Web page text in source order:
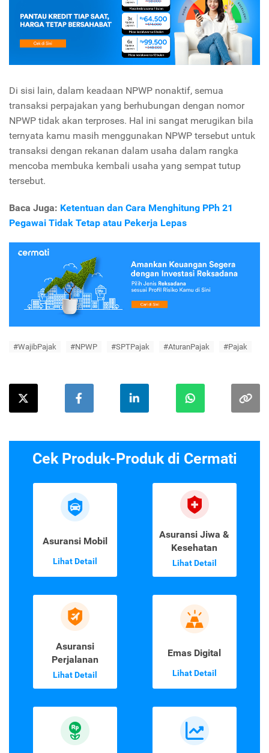
Di sisi lain, dalam keadaan NPWP nonaktif, semua
transaksi perpajakan yang berhubungan dengan nomor
NPWP tidak akan terproses. Hal ini sangat merugikan bila
ternyata kamu masih menggunakan NPWP tersebut untuk
transaksi dengan rekanan dalam usaha dalam rangka
mencoba membuka kembali usaha yang sempat tutup
tersebut.
Baca Juga: Ketentuan dan Cara Menghitung PPh 21
Pegawai Tidak Tetap atau Pekerja Lepas
#WajibPajak #NPWP #SPTPajak #AturanPajak #Pajak
Cek Produk-Produk di Cermati
Asuransi Mobil
Lihat Detail
Asuransi Jiwa &
Kesehatan
Lihat Detail
Asuransi
Perjalanan
Lihat Detail
Emas Digital
Lihat Detail